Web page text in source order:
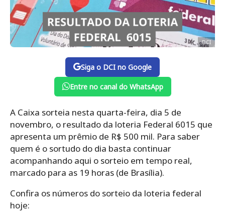
DCI
Siga o DCI no Google
Entre no canal do WhatsApp
A Caixa sorteia nesta quarta-feira, dia 5 de
novembro, o resultado da loteria Federal 6015 que
apresenta um prêmio de R$ 500 mil. Para saber
quem é o sortudo do dia basta continuar
acompanhando aqui o sorteio em tempo real,
marcado para as 19 horas (de Brasília).
Confira os números do sorteio da loteria federal
hoje: